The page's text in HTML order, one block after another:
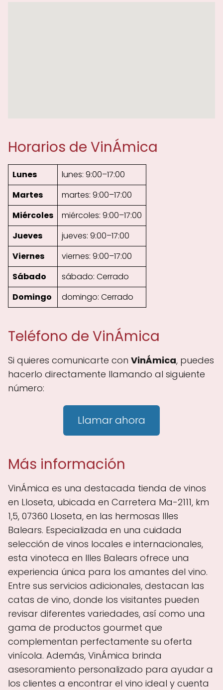
Horarios de VinÁmica
Lunes
lunes: 9:00–17:00
Martes
martes: 9:00–17:00
Miércoles
miércoles: 9:00–17:00
Jueves
jueves: 9:00–17:00
Viernes
viernes: 9:00–17:00
Sábado
sábado: Cerrado
Domingo
domingo: Cerrado
Teléfono de VinÁmica
Si quieres comunicarte con VinÁmica, puedes
hacerlo directamente llamando al siguiente
número:
Llamar ahora
Más información
VinÁmica es una destacada tienda de vinos
en Lloseta, ubicada en Carretera Ma-2111, km
1,5, 07360 Lloseta, en las hermosas Illes
Balears. Especializada en una cuidada
selección de vinos locales e internacionales,
esta vinoteca en Illes Balears ofrece una
experiencia única para los amantes del vino.
Entre sus servicios adicionales, destacan las
catas de vino, donde los visitantes pueden
revisar diferentes variedades, así como una
gama de productos gourmet que
complementan perfectamente su oferta
vinícola. Además, VinÁmica brinda
asesoramiento personalizado para ayudar a
los clientes a encontrar el vino ideal y cuenta